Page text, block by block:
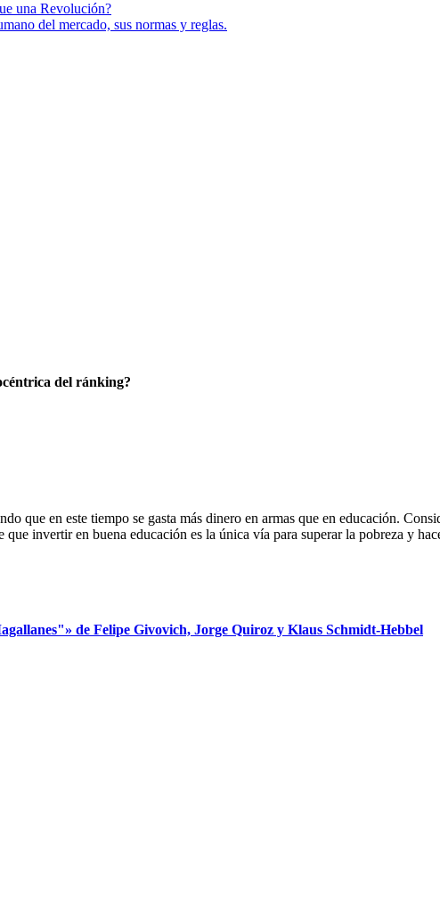
una Revolución?
del mercado, sus normas y reglas.
del ránking?
que en este tiempo se gasta más dinero en armas que en educación.
invertir en buena educación es la única vía para superar la pobreza y
de Felipe Givovich, Jorge Quiroz y Klaus Schmidt-Hebbel